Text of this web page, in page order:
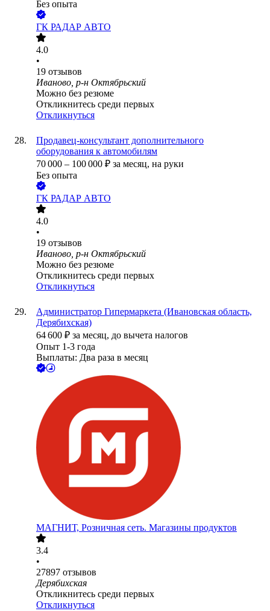
Без опыта
ГК РАДАР АВТО
4.0
•
19 отзывов
Иваново, р-н Октябрьский
Можно без резюме
Откликнитесь среди первых
Откликнуться
Продавец-консультант дополнительного
оборудования к автомобилям
70 000 – 100 000 ₽ за месяц, на руки
Без опыта
ГК РАДАР АВТО
4.0
•
19 отзывов
Иваново, р-н Октябрьский
Можно без резюме
Откликнитесь среди первых
Откликнуться
Администратор Гипермаркета (Ивановская область,
Дерябихская)
64 600 ₽ за месяц, до вычета налогов
Опыт 1-3 года
Выплаты: Два раза в месяц
МАГНИТ, Розничная сеть. Магазины продуктов
3.4
•
27897 отзывов
Дерябихская
Откликнитесь среди первых
Откликнуться